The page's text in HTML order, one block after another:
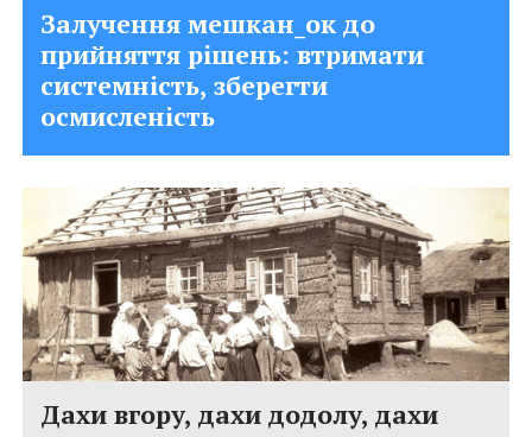
Залучення мешкан_ок до
прийняття рішень: втримати
системність, зберегти
осмисленість
Дахи вгору, дахи додолу, дахи